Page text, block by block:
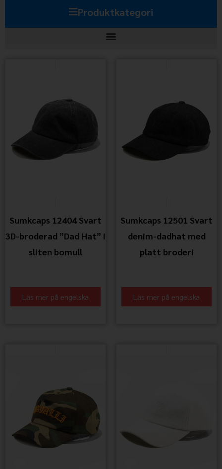
Produktkategori
Sumkcaps 12404 Svart
3D-broderad ”Dad Hat” i
sliten bomull
Läs mer på engelska
Sumkcaps 12501 Svart
denim-dadhat med
platt broderi
Läs mer på engelska